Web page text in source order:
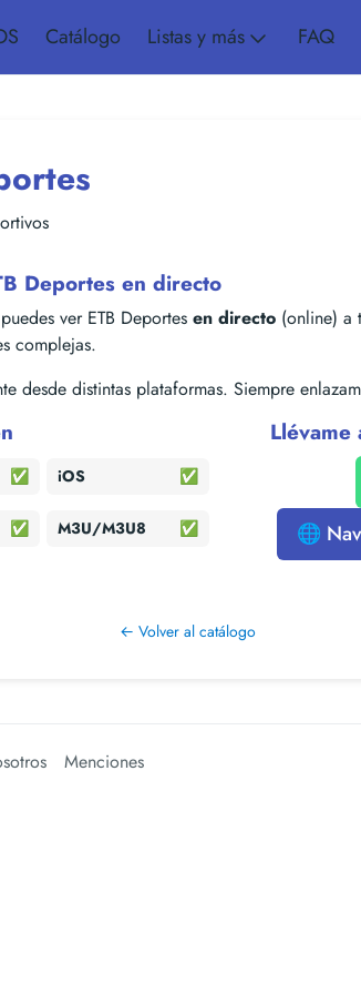
Catálogo Listas y más FAQ
Deportes en directo
ver ETB Deportes en directo (online) a
complejas.
desde distintas plataformas. Siempre
✅ iOS ✅
✅ M3U/M3U8 ✅
Llévame
🌐
← Volver al catálogo
Menciones